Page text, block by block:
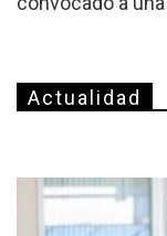
Actualidad